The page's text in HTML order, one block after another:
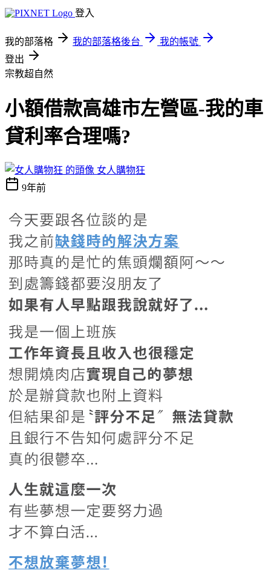
登入
我的部落格 我的部落格後台
我的帳號
登出
宗教超自然
小額借款高雄市左營區-我的車
貸利率合理嗎?
女人購物狂
9年前